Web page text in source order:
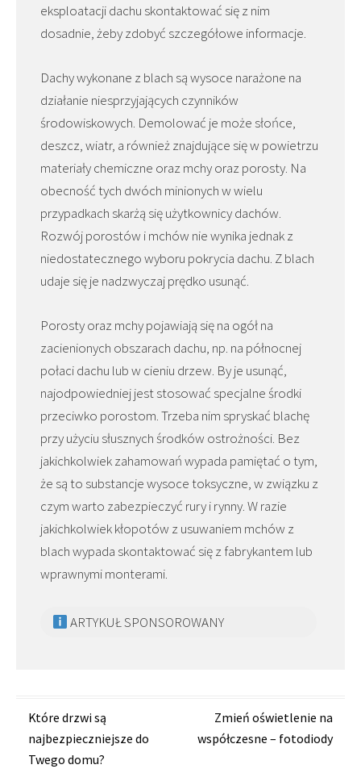
eksploatacji dachu skontaktować się z nim
dosadnie, żeby zdobyć szczegółowe informacje.
Dachy wykonane z blach są wysoce narażone na
działanie niesprzyjających czynników
środowiskowych. Demolować je może słońce,
deszcz, wiatr, a również znajdujące się w powietrzu
materiały chemiczne oraz mchy oraz porosty. Na
obecność tych dwóch minionych w wielu
przypadkach skarżą się użytkownicy dachów.
Rozwój porostów i mchów nie wynika jednak z
niedostatecznego wyboru pokrycia dachu. Z blach
udaje się je nadzwyczaj prędko usunąć.
Porosty oraz mchy pojawiają się na ogół na
zacienionych obszarach dachu, np. na północnej
połaci dachu lub w cieniu drzew. By je usunąć,
najodpowiedniej jest stosować specjalne środki
przeciwko porostom. Trzeba nim spryskać blachę
przy użyciu słusznych środków ostrożności. Bez
jakichkolwiek zahamowań wypada pamiętać o tym,
że są to substancje wysoce toksyczne, w związku z
czym warto zabezpieczyć rury i rynny. W razie
jakichkolwiek kłopotów z usuwaniem mchów z
blach wypada skontaktować się z fabrykantem lub
wprawnymi monterami.
ARTYKUŁ SPONSOROWANY
Zobacz
wpisy
Które drzwi są
najbezpieczniejsze do
Twego domu?
Zmień oświetlenie na
współczesne – fotodiody